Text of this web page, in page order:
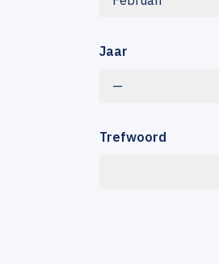
Jaar
—
Trefwoord